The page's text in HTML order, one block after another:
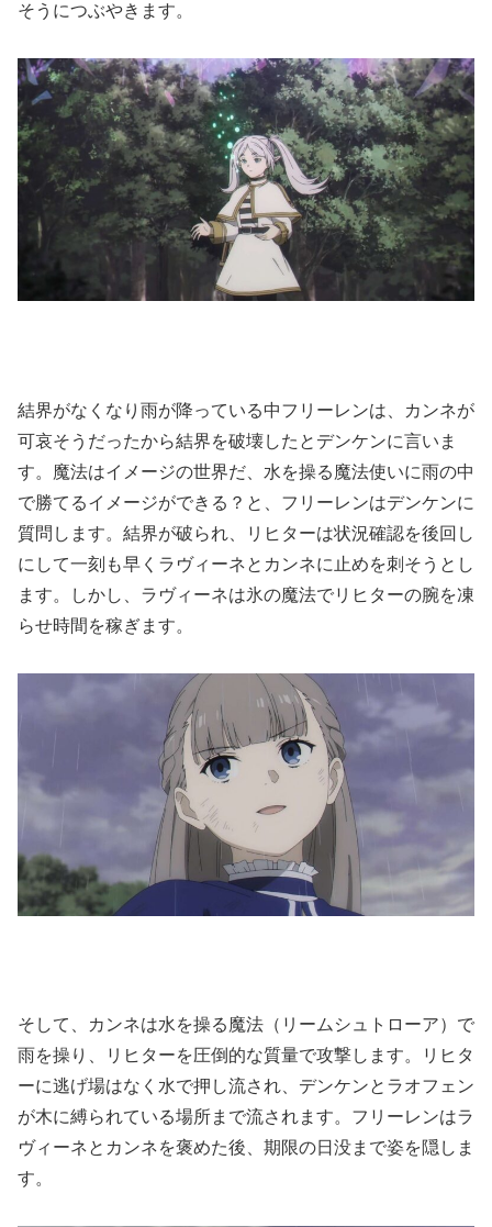
そうにつぶやきます。
結界がなくなり雨が降っている中フリーレンは、カンネが
可哀そうだったから結界を破壊したとデンケンに言いま
す。魔法はイメージの世界だ、水を操る魔法使いに雨の中
で勝てるイメージができる？と、フリーレンはデンケンに
質問します。結界が破られ、リヒターは状況確認を後回し
にして一刻も早くラヴィーネとカンネに止めを刺そうとし
ます。しかし、ラヴィーネは氷の魔法でリヒターの腕を凍
らせ時間を稼ぎます。
そして、カンネは水を操る魔法（リームシュトローア）で
雨を操り、リヒターを圧倒的な質量で攻撃します。リヒタ
ーに逃げ場はなく水で押し流され、デンケンとラオフェン
が木に縛られている場所まで流されます。フリーレンはラ
ヴィーネとカンネを褒めた後、期限の日没まで姿を隠しま
す。